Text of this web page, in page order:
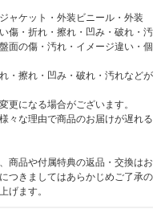
ャケット・外装ビニール・外装
傷・折れ・擦れ・凹み・破れ・汚
面の傷・汚れ・イメージ違い・個
・擦れ・凹み・破れ・汚れなどが
になる場合がございます。
々な理由で商品のお届けが遅れる
商品や付属特典の返品・交換はお
つきましてはあらかじめご了承の
げます。